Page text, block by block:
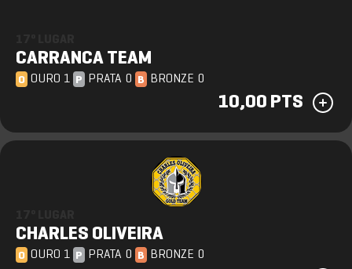
CARRANCA TEAM
O OURO 1 P PRATA 0 B BRONZE 0
10,00 PTS
CHARLES OLIVEIRA
O OURO 1 P PRATA 0 B BRONZE 0